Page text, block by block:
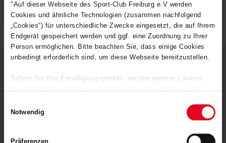
"Auf dieser Webseite des Sport-Club Freiburg e.V werden
Cookies und ähnliche Technologien (zusammen nachfolgend
„Cookies“) für unterschiedliche Zwecke eingesetzt, die auf Ihrem
Endgerät gespeichert werden und ggf. eine Zuordnung zu Ihrer
Person ermöglichen. Bitte beachten Sie, dass einige Cookies
unbedingt erforderlich sind, um diese Webseite bereitzustellen.
Sofern Sie Ihre Einwilligung erteilen, werden weitere Cookies
verarbeitet werden. Durch Klicken auf den „Alle Cookies
Notwendig
Präferenzen
Logistiknummer: EM000829-001
DEINE VORTEILE IN UNSEREM